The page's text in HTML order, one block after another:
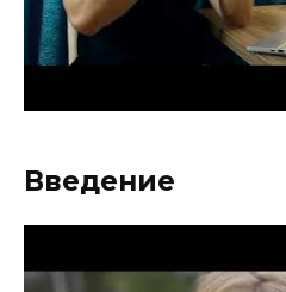
Введение